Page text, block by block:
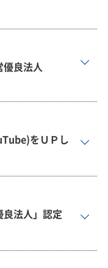
良法人
をＵＰし
法人」認定